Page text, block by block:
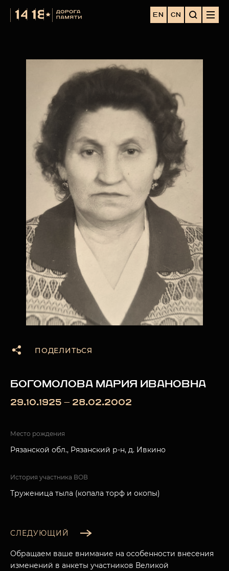
EN CN
ПОДЕЛИТЬСЯ
БОГОМОЛОВА МАРИЯ ИВАНОВНА
29.10.1925 — 28.02.2002
Место рождения
Рязанской обл., Рязанский р-н, д. Ивкино
История участника ВОВ
Труженица тыла (копала торф и окопы)
СЛЕДУЮЩИЙ
Обращаем ваше внимание на особенности внесения
изменений в анкеты участников Великой